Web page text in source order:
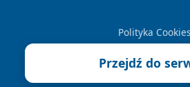
Polityka Cookies
Przejdź do